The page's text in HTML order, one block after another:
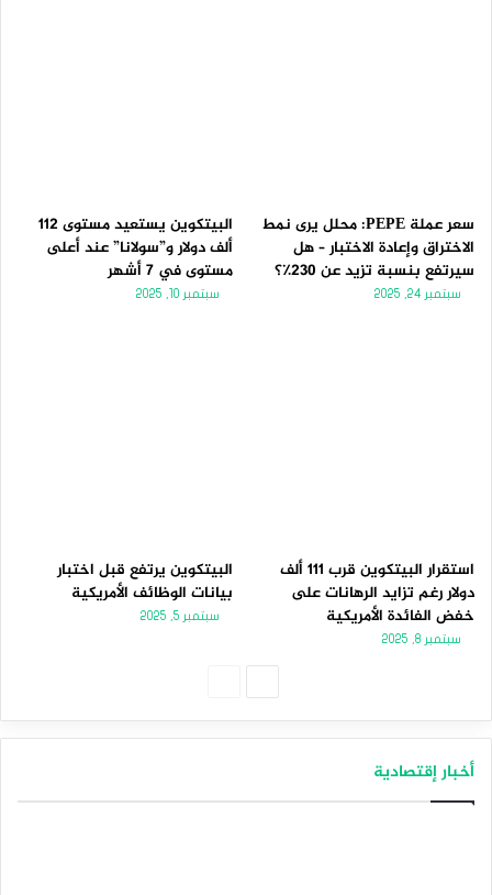
سعر عملة PEPE: محلل يرى نمط
الاختراق وإعادة الاختبار – هل
سيرتفع بنسبة تزيد عن 230٪؟
سبتمبر 24, 2025
البيتكوين يستعيد مستوى 112
ألف دولار و”سولانا” عند أعلى
مستوى في 7 أشهر
سبتمبر 10, 2025
استقرار البيتكوين قرب 111 ألف
دولار رغم تزايد الرهانات على
خفض الفائدة الأمريكية
سبتمبر 8, 2025
البيتكوين يرتفع قبل اختبار
بيانات الوظائف الأمريكية
سبتمبر 5, 2025
أخبار إقتصادية